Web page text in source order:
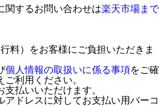
するお問い合わせは楽天市場まで
行料）をお客様にご負担いただきま
個人情報の取扱いに係る事項をご確
利用ください。
払いいただけます。
アドレスに対してお支払い用バーコ